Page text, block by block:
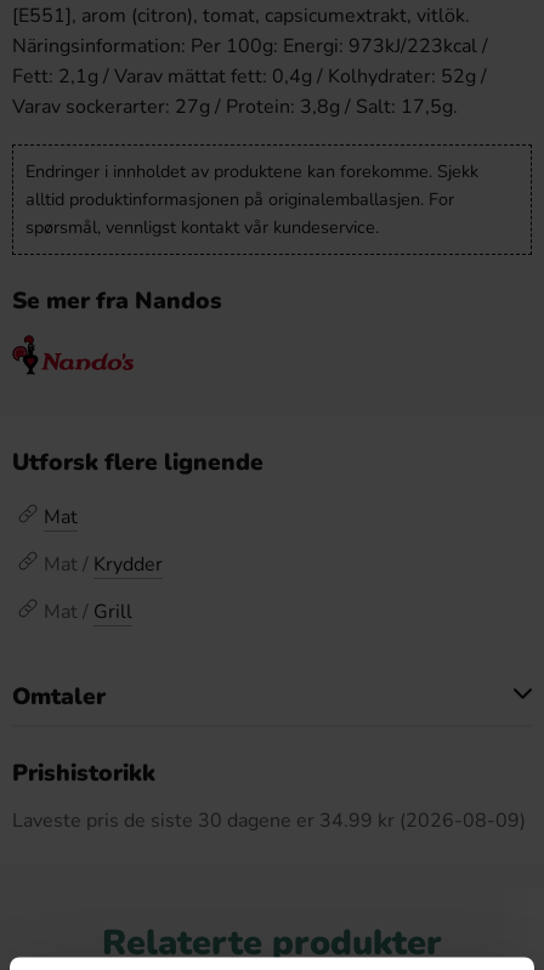
[E551], arom (citron), tomat, capsicumextrakt, vitlök.
Näringsinformation: Per 100g: Energi: 973kJ/223kcal /
Fett: 2,1g / Varav mättat fett: 0,4g / Kolhydrater: 52g /
Varav sockerarter: 27g / Protein: 3,8g / Salt: 17,5g.
Endringer i innholdet av produktene kan forekomme. Sjekk
alltid produktinformasjonen på originalemballasjen. For
spørsmål, vennligst kontakt vår kundeservice.
Se mer fra Nandos
Utforsk flere lignende
Mat
Mat / Krydder
Mat / Grill
Omtaler
Prishistorikk
Laveste pris de siste 30 dagene er 34.99 kr (2026-08-09)
Relaterte produkter